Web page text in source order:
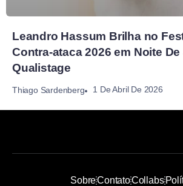
Leandro Hassum Brilha no
Contra-ataca 2026 em Noite
Qualistage
Thiago Sardenberg 1 De Abril De 2026
SobreContatoCollabs